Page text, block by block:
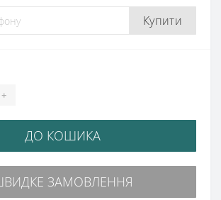
Купити
+
ДО КОШИКА
ЗАМОВЛЕННЯ